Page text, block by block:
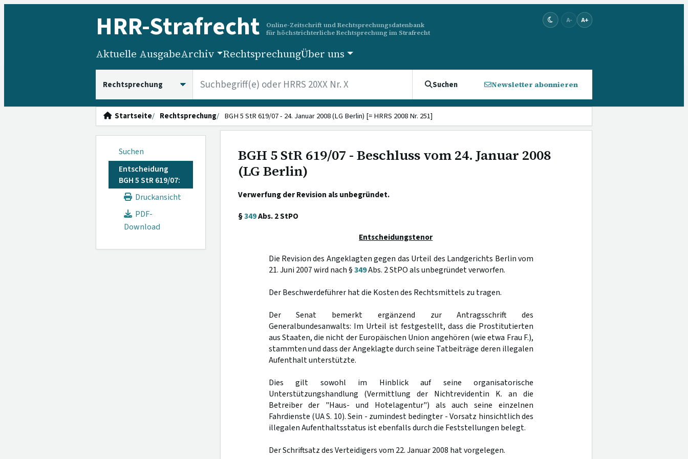
HRR-Strafrecht
Online-Zeitschrift und Rechtsprechungsdatenbank
für höchstrichterliche Rechtsprechung im Strafrecht
A- A+
Aktuelle AusgabeArchiv RechtsprechungÜber uns
Suchen Newsletter abonnieren
Startseite Rechtsprechung BGH 5 StR 619/07 - 24. Januar 2008 (LG Berlin) [= HRRS 2008 Nr. 251]
Suchen
Entscheidung
BGH 5 StR 619/07:
Druckansicht
PDF-
Download
BGH 5 StR 619/07 - Beschluss vom 24. Januar 2008
(LG Berlin)
Verwerfung der Revision als unbegründet.
§349Abs. 2 StPO
Entscheidungstenor
Die Revision des Angeklagten gegen das Urteil des Landgerichts Berlin vom
21. Juni 2007 wird nach §349Abs. 2 StPO als unbegründet verworfen.
Der Beschwerdeführer hat die Kosten des Rechtsmittels zu tragen.
Der Senat bemerkt ergänzend zur Antragsschrift des
Generalbundesanwalts: Im Urteil ist festgestellt, dass die Prostitutierten
aus Staaten, die nicht der Europäischen Union angehören (wie etwa Frau F.),
stammten und dass der Angeklagte durch seine Tatbeiträge deren illegalen
Aufenthalt unterstützte.
Dies gilt sowohl im Hinblick auf seine organisatorische
Unterstützungshandlung (Vermittlung der Nichtrevidentin K. an die
Betreiber der "Haus- und Hotelagentur") als auch seine einzelnen
Fahrdienste (UA S. 10). Sein - zumindest bedingter - Vorsatz hinsichtlich des
illegalen Aufenthaltsstatus ist ebenfalls durch die Feststellungen belegt.
Der Schriftsatz des Verteidigers vom 22. Januar 2008 hat vorgelegen.